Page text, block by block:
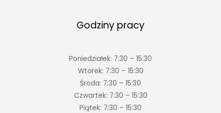
Godziny pracy
Poniedziałek: 7:30 – 15:30
Wtorek: 7:30 – 15:30
Środa: 7:30 – 15:30
Czwartek: 7:30 – 15:30
Piątek: 7:30 – 15:30